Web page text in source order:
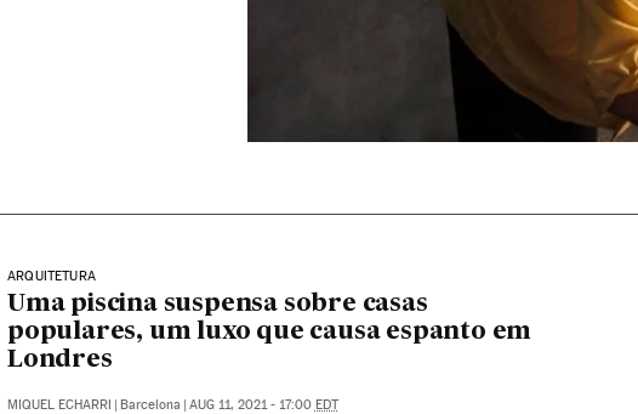
ARQUITETURA
Uma piscina suspensa sobre casas
populares, um luxo que causa espanto em
Londres
MIQUEL ECHARRI | Barcelona | AUG 11, 2021 - 17:00 EDT